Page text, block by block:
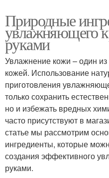
Природные
увлажняющего
руками
Увлажнение кожи – один
кожей. Использование
приготовления
только сохранить
но и избежать вредных
часто присутствуют в
статье мы рассмотрим
ингредиенты, которые
создания эффективного
руками.